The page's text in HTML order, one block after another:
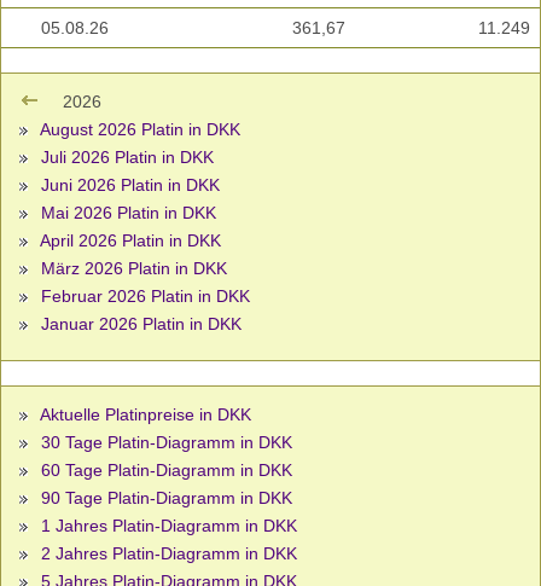
05.08.26 361,67 11.249
2026
August 2026 Platin in DKK
Juli 2026 Platin in DKK
Juni 2026 Platin in DKK
Mai 2026 Platin in DKK
April 2026 Platin in DKK
März 2026 Platin in DKK
Februar 2026 Platin in DKK
Januar 2026 Platin in DKK
Aktuelle Platinpreise in DKK
30 Tage Platin-Diagramm in DKK
60 Tage Platin-Diagramm in DKK
90 Tage Platin-Diagramm in DKK
1 Jahres Platin-Diagramm in DKK
2 Jahres Platin-Diagramm in DKK
5 Jahres Platin-Diagramm in DKK